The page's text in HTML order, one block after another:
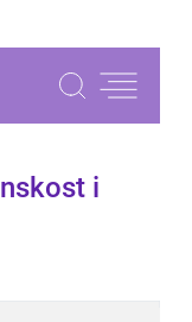
i